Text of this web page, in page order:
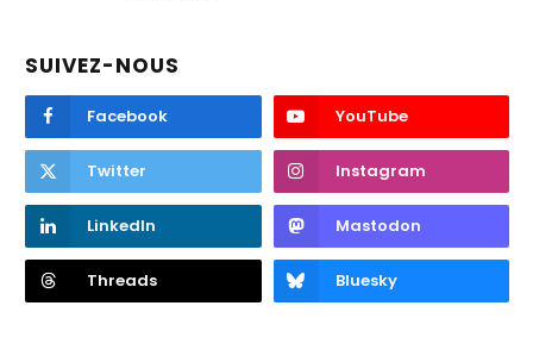
SUIVEZ-NOUS
Facebook YouTube
Twitter Instagram
LinkedIn Mastodon
Threads Bluesky